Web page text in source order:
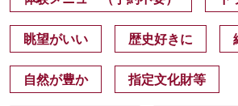
眺望がいい 歴史好きに
自然が豊か 指定文化財等